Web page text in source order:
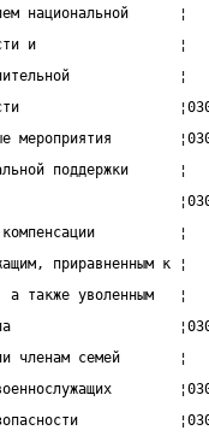
и
мероприятия
и компенсации
а также
членам семей
военнослужащих